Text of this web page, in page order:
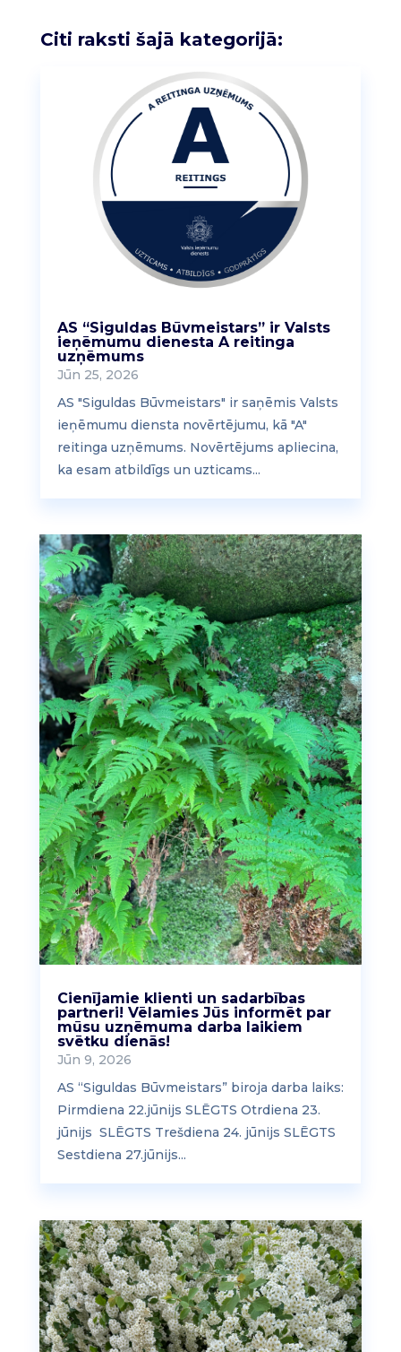
Citi raksti šajā kategorijā:
AS “Siguldas Būvmeistars” ir Valsts
ieņēmumu dienesta A reitinga
uzņēmums
Jūn 25, 2026
AS "Siguldas Būvmeistars" ir saņēmis Valsts
ieņēmumu diensta novērtējumu, kā "A"
reitinga uzņēmums. Novērtējums apliecina,
ka esam atbildīgs un uzticams...
Cienījamie klienti un sadarbības
partneri! Vēlamies Jūs informēt par
mūsu uzņēmuma darba laikiem
svētku dienās!
Jūn 9, 2026
AS “Siguldas Būvmeistars” biroja darba laiks:
Pirmdiena 22.jūnijs SLĒGTS Otrdiena 23.
jūnijs SLĒGTS Trešdiena 24. jūnijs SLĒGTS
Sestdiena 27.jūnijs...